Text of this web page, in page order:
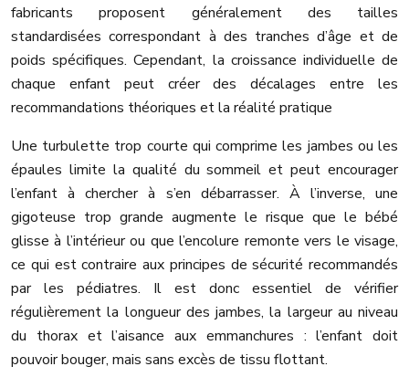
fabricants proposent généralement des tailles
standardisées correspondant à des tranches d’âge et de
poids spécifiques. Cependant, la croissance individuelle de
chaque enfant peut créer des décalages entre les
recommandations théoriques et la réalité pratique
Une turbulette trop courte qui comprime les jambes ou les
épaules limite la qualité du sommeil et peut encourager
l’enfant à chercher à s’en débarrasser. À l’inverse, une
gigoteuse trop grande augmente le risque que le bébé
glisse à l’intérieur ou que l’encolure remonte vers le visage,
ce qui est contraire aux principes de sécurité recommandés
par les pédiatres. Il est donc essentiel de vérifier
régulièrement la longueur des jambes, la largeur au niveau
du thorax et l’aisance aux emmanchures : l’enfant doit
pouvoir bouger, mais sans excès de tissu flottant.